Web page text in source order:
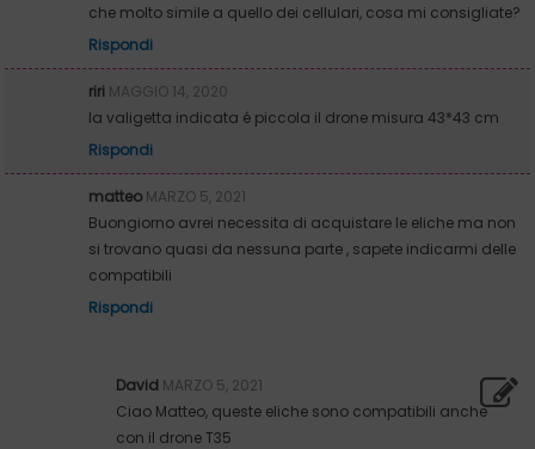
che molto simile a quello dei cellulari, cosa mi consigliate?
Rispondi
riri MAGGIO 14, 2020
la valigetta indicata é piccola il drone misura 43*43 cm
Rispondi
matteo MARZO 5, 2021
Buongiorno avrei necessita di acquistare le eliche ma non
si trovano quasi da nessuna parte , sapete indicarmi delle
compatibili
Rispondi
David MARZO 5, 2021
Ciao Matteo, queste eliche sono compatibili anche
con il drone T35